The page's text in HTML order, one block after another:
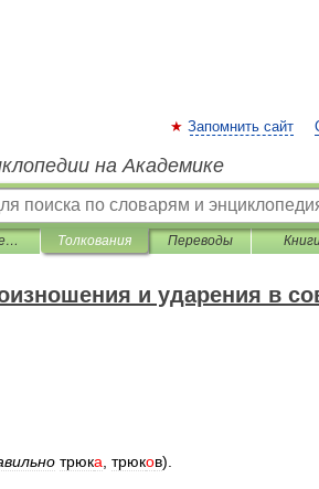
Запомнить сайт
на Академике
Словарь трудностей произношения и ударения в современном русском языке Толкования Переводы
и ударения в
трюка трюков).